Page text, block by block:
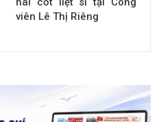
viên Lê Thị Riêng